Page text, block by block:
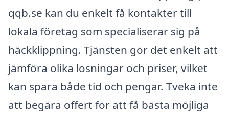
qqb.se kan du enkelt få kontakter till
lokala företag som specialiserar sig på
häckklippning. Tjänsten gör det enkelt att
jämföra olika lösningar och priser, vilket
kan spara både tid och pengar. Tveka inte
att begära offert för att få bästa möjliga